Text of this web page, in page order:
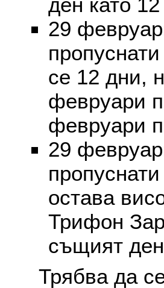
29
се 12 дни,
февруари
февруари
29
остава
Трифон
същият
Трябва да